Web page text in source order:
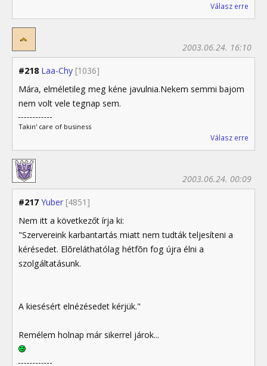
Válasz erre
#218 Laa-Chy [1036]
2003.06.24. 16:10
Mára, elméletileg meg kéne javulnia.Nekem semmi bajom
nem volt vele tegnap sem.
Takin' care of business
Válasz erre
#217 Yuber [4851]
2003.06.24. 00:09
Nem itt a következőt írja ki:
"Szervereink karbantartás miatt nem tudták teljesíteni a
kérésedet. Elõreláthatólag hétfõn fog újra élni a
szolgáltatásunk.
A kiesésért elnézésedet kérjük."
Remélem holnap már sikerrel járok...